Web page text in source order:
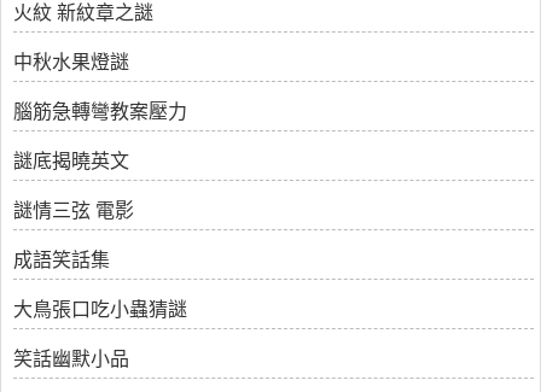
火紋 新紋章之謎
中秋水果燈謎
腦筋急轉彎教案壓力
謎底揭曉英文
謎情三弦 電影
成語笑話集
大鳥張口吃小蟲猜謎
笑話幽默小品